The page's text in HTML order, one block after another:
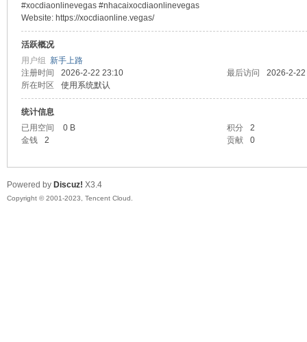
Bo
#xocdiaonlinevegas #nhacaixocdiaonlinevegas
Website: https://xocdiaonline.vegas/
活跃概况
用户组 新手上路
注册时间
2026-2-22 23:10 最后访问
2026-2-
所在时区
使用系统默认
统计信息
已用空间
0 B 积分
2
金钱
2 贡献 0
Powered by Discuz! X3.4
Copyright © 2001-2023, Tencent Cloud.